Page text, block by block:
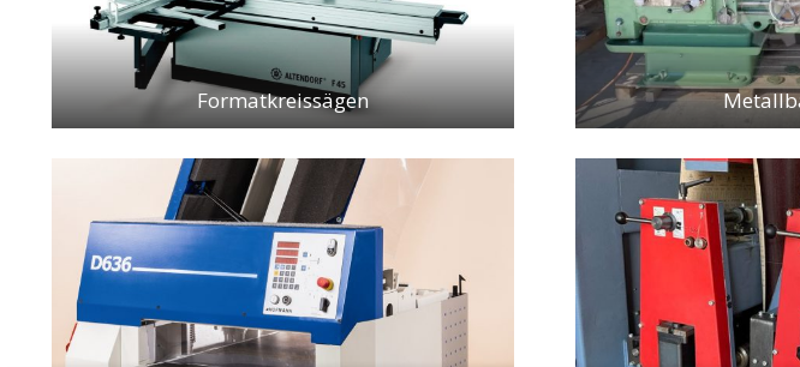
Formatkreissägen